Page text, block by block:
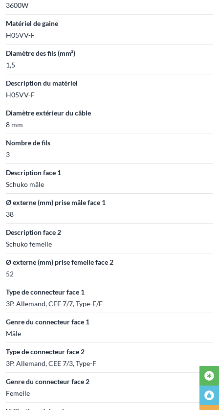
3600W
Matériel de gaine
H05VV-F
Diamètre des fils (mm²)
1,5
Description du matériel
H05VV-F
Diamètre extérieur du câble
8 mm
Nombre de fils
3
Description face 1
Schuko mâle
Ø externe (mm) prise mâle face 1
38
Description face 2
Schuko femelle
Ø externe (mm) prise femelle face 2
52
Type de connecteur face 1
3P. Allemand, CEE 7/7, Type-E/F
Genre du connecteur face 1
Mâle
Type de connecteur face 2
3P. Allemand, CEE 7/3, Type-F
Genre du connecteur face 2
Femelle